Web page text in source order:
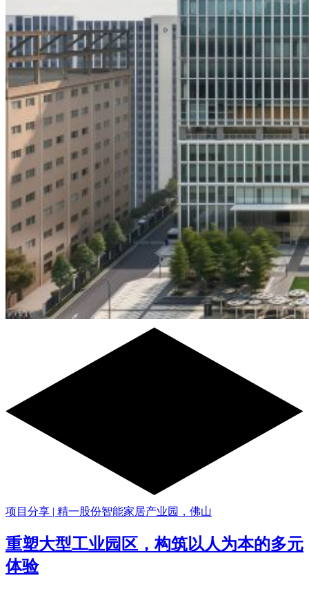
项目分享 | 精一股份智能家居产业园，佛山
重塑大型工业园区，构筑以人为本的多元
体验